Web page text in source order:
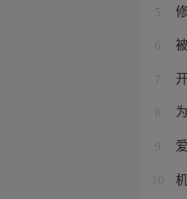
5
6
7
8
9
10